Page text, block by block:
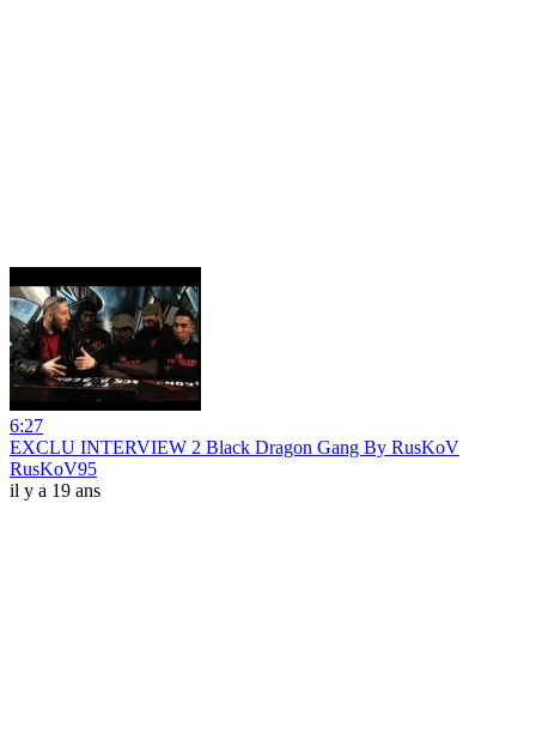
6:27
EXCLU INTERVIEW 2 Black Dragon Gang By RusKoV
RusKoV95
il y a 19 ans